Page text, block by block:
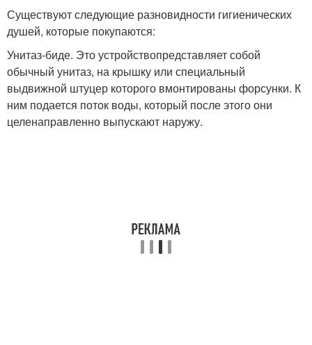
Существуют следующие разновидности гигиенических
душей, которые покупаются:
Унитаз-биде. Это устройствопредставляет собой
обычный унитаз, на крышку или специальный
выдвижной штуцер которого вмонтированы форсунки. К
ним подается поток воды, который после этого они
целенаправленно выпускают наружу.